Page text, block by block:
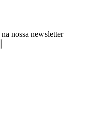
nossa newsletter